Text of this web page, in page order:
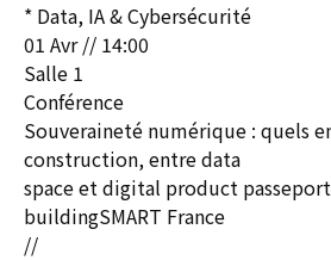
* Data, IA & Cybersécurité
01 Avr // 14:00
Salle 1
Conférence
Souveraineté numérique : quels
construction, entre data
space et digital product passeport
buildingSMART France
//